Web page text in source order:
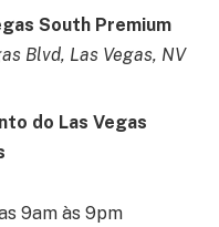
South Premium
Blvd, Las Vegas, NV
do Las Vegas
9am às 9pm